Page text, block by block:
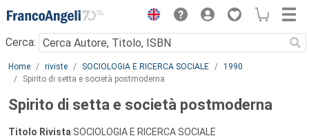
Menu
Cerca:
Main content
Home riviste SOCIOLOGIA E RICERCA SOCIALE
1990
Spirito di setta e società postmoderna
Spirito di setta e società postmoderna
Titolo Rivista SOCIOLOGIA E RICERCA SOCIALE